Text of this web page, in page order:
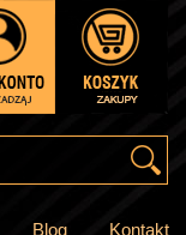
Blog Kontakt